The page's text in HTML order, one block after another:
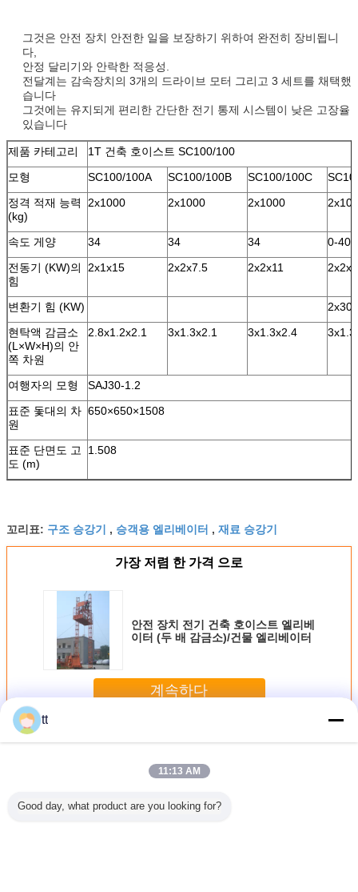
그것은 안전 장치 안전한 일을 보장하기 위하여 완전히 장비됩니
다,
안정 달리기와 안락한 적응성.
전달계는 감속장치의 3개의 드라이브 모터 그리고 3 세트를 채택했
습니다
그것에는 유지되게 편리한 간단한 전기 통제 시스템이 낮은 고장율
있습니다
제품 카테고리
1T 건축 호이스트 SC100/100
모형
SC100/100A SC100/100B SC100/100C
정격 적재 능력
(kg)
2x1000 2x1000 2x1000
속도 게양 34 34 34
0-40
전동기 (KW)의
힘
2x1x15 2x2x7.5 2x2x11
변환기 힘 (KW)
2x30
현탁액 감금소
(L×W×H)의 안
쪽 차원
2.8x1.2x2.1 3x1.3x2.1 3x1.3x2.4
여행자의 모형
SAJ30-1.2
표준 돛대의 차
원
650×650×1508
표준 단면도 고
도 (m)
1.508
꼬리표: 구조 승강기 , 승객용 엘리베이터 , 재료 승강기
가장 저렴 한 가격 으로
안전 장치 전기 건축 호이스트 엘리베
이터 (두 배 감금소)/건물 엘리베이터
계속하다
더 많은 것
tt
11:13 AM
Good day, what product are you looking for?